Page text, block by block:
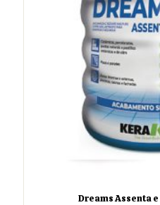
Dreams Assenta